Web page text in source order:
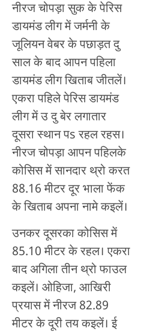
नीरज चोपड़ा सुक के पेरिस
डायमंड लीग में जर्मनी के
जूलियन वेबर के पछाड़त दु
साल के बाद आपन पहिला
डायमंड लीग खिताब जीतलें।
एकरा पहिले पेरिस डायमंड
लीग में उ दु बेर लगातार
दूसरा स्थान पs रहल रहस।
नीरज चोपड़ा आपन पहिलके
कोसिस में सानदार थ्रो करत
88.16 मीटर दूर भाला फेंक
के खिताब अपना नामे कइलें।
उनकर दूसरका कोसिस में
85.10 मीटर के रहल। एकरा
बाद अगिला तीन थ्रो फाउल
कइलें। ओहिजा, आखिरी
प्रयास में नीरज 82.89
मीटर के दूरी तय कइलें। ई